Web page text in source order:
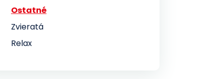
Ostatné
Zvieratá
Relax